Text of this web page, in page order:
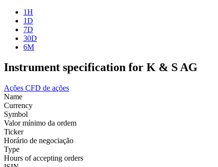
1H
1D
7D
30D
6M
Instrument specification for K & S AG
Ações CFD de ações
Name
Currency
Symbol
Valor mínimo da ordem
Ticker
Horário de negociação
Type
Hours of accepting orders